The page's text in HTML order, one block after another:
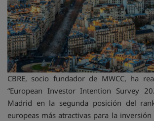
CBRE, socio fundador de MWCC, ha
“European Investor Intention Survey
Madrid en la segunda posición del
europeas más atractivas para la